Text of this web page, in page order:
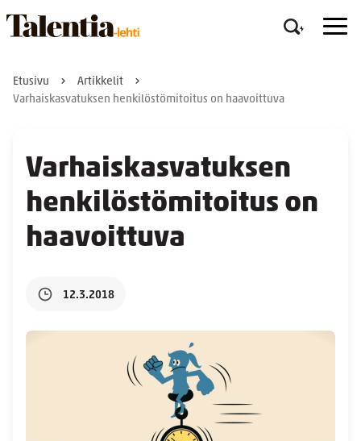
Etusivu
Artikkelit
Varhaiskasvatuksen henkilöstömitoitus on haavoittuva
Varhaiskasvatuksen
henkilöstömitoitus on
haavoittuva
12.3.2018